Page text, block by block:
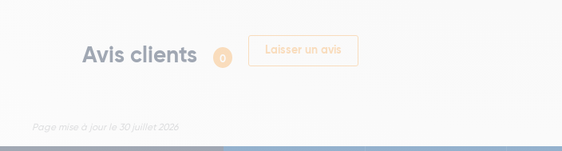
Avis clients 0
Laisser un avis
Page mise à jour le 30 juillet 2026